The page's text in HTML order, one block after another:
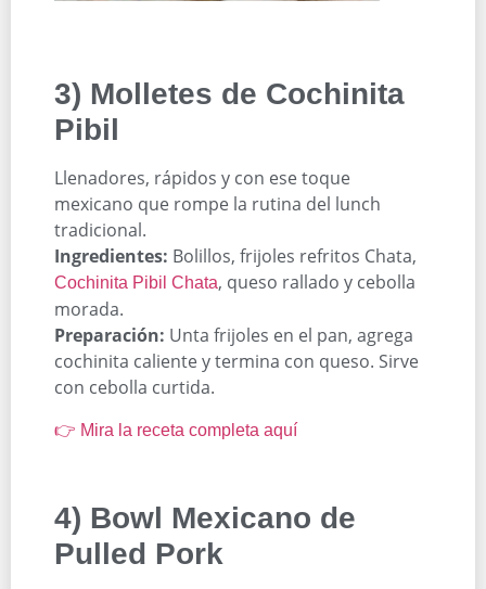
3) Molletes de Cochinita
Pibil
Llenadores, rápidos y con ese toque
mexicano que rompe la rutina del lunch
tradicional.
Ingredientes: Bolillos, frijoles refritos Chata,
Cochinita Pibil Chata, queso rallado y cebolla
morada.
Preparación: Unta frijoles en el pan, agrega
cochinita caliente y termina con queso. Sirve
con cebolla curtida.
👉 Mira la receta completa aquí
4) Bowl Mexicano de
Pulled Pork